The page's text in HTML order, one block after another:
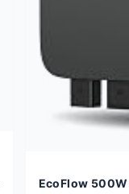
EcoFlow